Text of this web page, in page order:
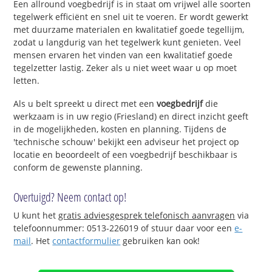
Een allround voegbedrijf is in staat om vrijwel alle soorten
tegelwerk efficiënt en snel uit te voeren. Er wordt gewerkt
met duurzame materialen en kwalitatief goede tegellijm,
zodat u langdurig van het tegelwerk kunt genieten. Veel
mensen ervaren het vinden van een kwalitatief goede
tegelzetter lastig. Zeker als u niet weet waar u op moet
letten.
Als u belt spreekt u direct met eenvoegbedrijfdie
werkzaam is in uw regio (Friesland) en direct inzicht geeft
in de mogelijkheden, kosten en planning. Tijdens de
'technische schouw' bekijkt een adviseur het project op
locatie en beoordeelt of een voegbedrijf beschikbaar is
conform de gewenste planning.
Overtuigd? Neem contact op!
U kunt hetgratis adviesgesprek telefonisch aanvragen via
telefoonnummer: 0513-226019 of stuur daar voor eene-
mail. Hetcontactformulier gebruiken kan ook!